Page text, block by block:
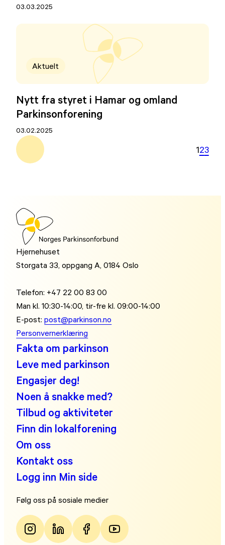
03.03.2025
Aktuelt
Nytt fra styret i Hamar og omland
Parkinsonforening
03.02.2025
123
Hjernehuset
Storgata 33, oppgang A, 0184 Oslo
Telefon: +47 22 00 83 00
Man kl. 10:30-14:00, tir-fre kl. 09:00-14:00
E-post:post@parkinson.no
Personvernerklæring
Fakta om parkinson
Leve med parkinson
Engasjer deg!
Noen å snakke med?
Tilbud og aktiviteter
Finn din lokalforening
Om oss
Kontakt oss
Logg inn Min side
Følg oss på sosiale medier